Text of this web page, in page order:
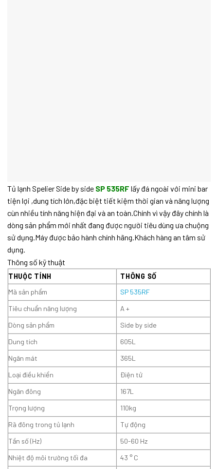
Tủ lạnh Spelier Side by side SP 535RF lấy đá ngoài với mini bar
tiện lợi ,dung tích lớn,đặc biệt tiết kiệm thời gian và năng lượng
cùn nhiều tính năng hiện đại và an toàn.Chính vì vậy đây chính là
dòng sản phẩm mới nhất đang được người tiêu dùng ưa chuộng
sử dụng.Máy được bảo hành chính hãng.Khách hàng an tâm sử
dụng.
Thông số kỹ thuật
THUỘC TÍNH
THÔNG SỐ
Mã sản phẩm
SP 535RF
Tiêu chuẩn năng lượng
A +
Dòng sản phẩm
Side by side
Dung tích
605L
Ngăn mát
365L
Loại điều khiển
Điện tử
Ngăn đông
167L
Trọng lượng
110kg
Rã đông trong tủ lạnh
Tự động
Tần số (Hz)
50-60 Hz
Nhiệt độ môi trường tối đa
43 ° C